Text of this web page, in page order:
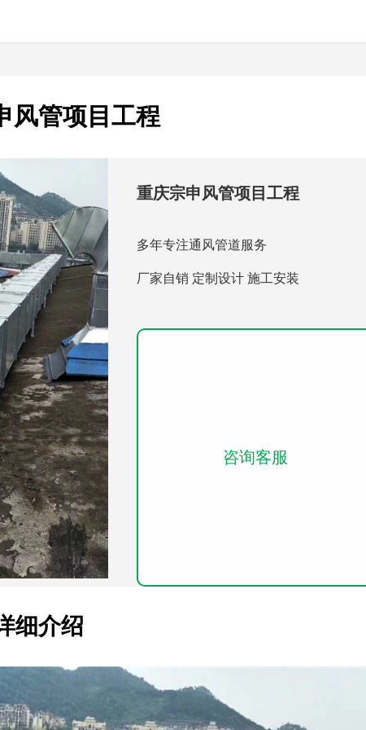
风管项目工程
重庆宗申风管项目工程
多年专注通风管道服务
厂家自销 定制设计 施工安装
咨询客服
细介绍